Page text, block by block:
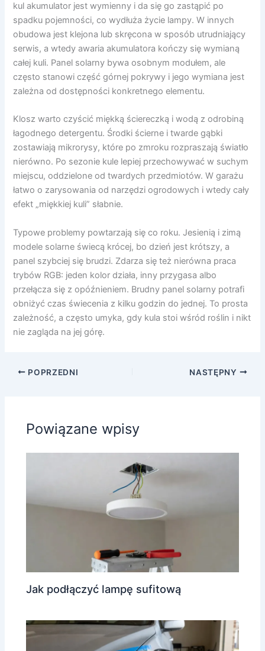
kul akumulator jest wymienny i da się go zastąpić po
spadku pojemności, co wydłuża życie lampy. W innych
obudowa jest klejona lub skręcona w sposób utrudniający
serwis, a wtedy awaria akumulatora kończy się wymianą
całej kuli. Panel solarny bywa osobnym modułem, ale
często stanowi część górnej pokrywy i jego wymiana jest
zależna od dostępności konkretnego elementu.
Klosz warto czyścić miękką ściereczką i wodą z odrobiną
łagodnego detergentu. Środki ścierne i twarde gąbki
zostawiają mikrorysy, które po zmroku rozpraszają światło
nierówno. Po sezonie kule lepiej przechowywać w suchym
miejscu, oddzielone od twardych przedmiotów. W garażu
łatwo o zarysowania od narzędzi ogrodowych i wtedy cały
efekt „miękkiej kuli” słabnie.
Typowe problemy powtarzają się co roku. Jesienią i zimą
modele solarne świecą krócej, bo dzień jest krótszy, a
panel szybciej się brudzi. Zdarza się też nierówna praca
trybów RGB: jeden kolor działa, inny przygasa albo
przełącza się z opóźnieniem. Brudny panel solarny potrafi
obniżyć czas świecenia z kilku godzin do jednej. To prosta
zależność, a często umyka, gdy kula stoi wśród roślin i nikt
nie zagląda na jej górę.
POPRZEDNI NASTĘPNY
Powiązane wpisy
Jak podłączyć lampę sufitową